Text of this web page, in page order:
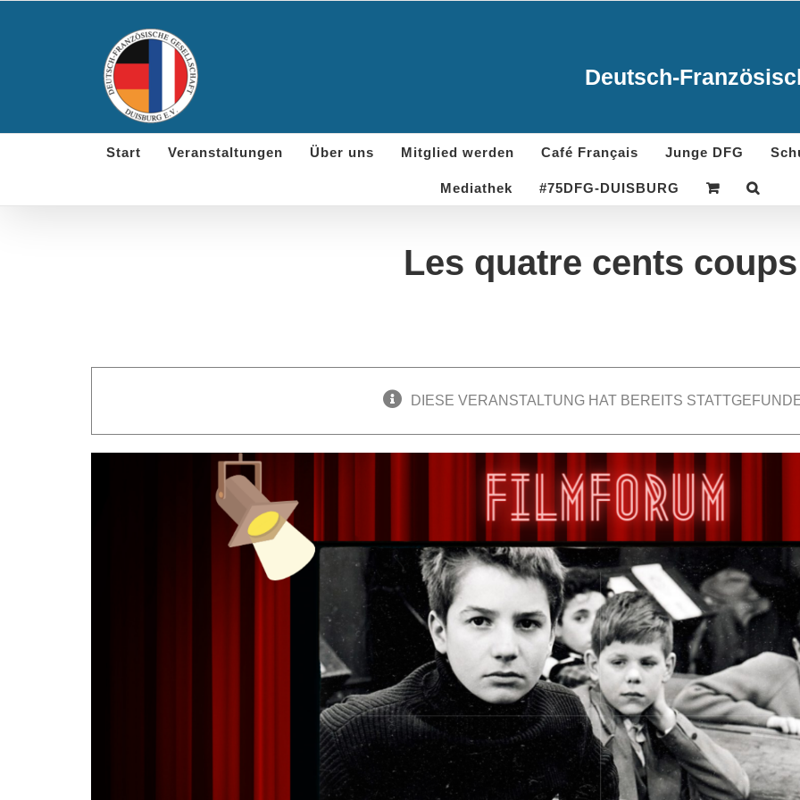
Deutsch-
Start Veranstaltungen Über uns Mitglied werden Café Français Junge DFG
Mediathek #75DFG-DUISBURG
Les quatre cents coups
DIESE VERANSTALTUNG HAT BEREITS